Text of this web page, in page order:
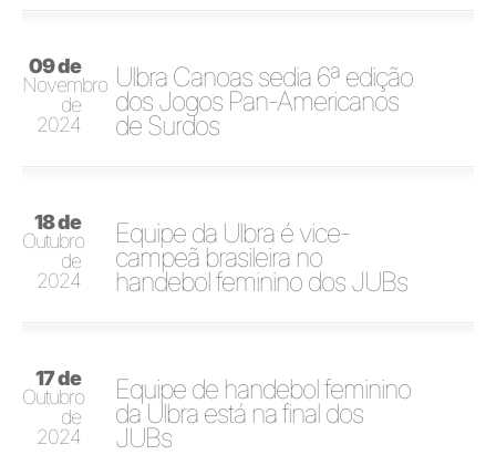
09 de
Novembro
de
2024
Ulbra Canoas sedia 6ª edição
dos Jogos Pan-Americanos
de Surdos
18 de
Outubro
de
2024
Equipe da Ulbra é vice-
campeã brasileira no
handebol feminino dos JUBs
17 de
Outubro
de
2024
Equipe de handebol feminino
da Ulbra está na final dos
JUBs